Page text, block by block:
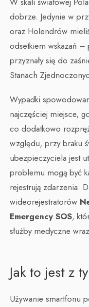
dobrze. Jedynie w
oraz Holendrów
odsetkiem wskazań
przyznały się do
Stanach
Wypadki
najczęściej miejsce,
co dodatkowo
względu, przy braku
ubezpieczyciela jest
problemu mogą być
rejestrują zdarzenia.
wideorejestratorów
Emergency SOS,
służby medyczne
Jak to jest z
Używanie smartfonu